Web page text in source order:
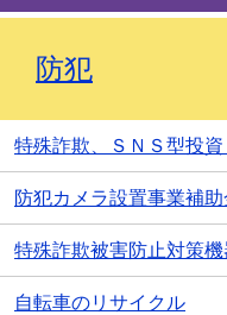
防犯
特殊詐欺、ＳＮＳ型投
防犯カメラ設置事業補助
特殊詐欺被害防止対策
自転車のリサイクル